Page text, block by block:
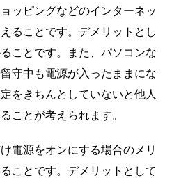
ッピングなどのインターネッ
ることです。デメリットとし
ことです。また、パソコンな
守中も電源が入ったままにな
をきちんとしていないと他人
ことが考えられます。
電源をオンにする場合のメリ
ことです。デメリットとして